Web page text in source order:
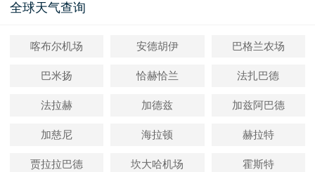
全球天气查询
喀布尔机场 安德胡伊 巴格兰农场
巴米扬 恰赫恰兰 法扎巴德
法拉赫 加德兹 加兹阿巴德
加慈尼 海拉顿 赫拉特
贾拉拉巴德 坎大哈机场 霍斯特